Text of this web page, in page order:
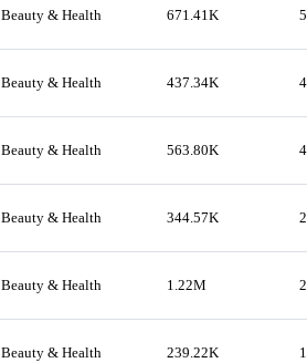
Beauty & Health 671.41K
Beauty & Health 437.34K
Beauty & Health 563.80K
Beauty & Health 344.57K
Beauty & Health 1.22M
Beauty & Health 239.22K